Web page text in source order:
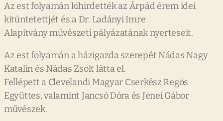
Az est folyamán kihirdették az Árpád érem idei
kitüntetettjét és a Dr. Ladányi Imre
Alapítvány művészeti pályázatának nyerteseit.
Az est folyamán a házigazda szerepét Nádas Nagy
Katalin és Nádas Zsolt látta el.
Fellépett a Clevelandi Magyar Cserkész Regös
Együttes, valamint Jancsó Dóra és Jenei Gábor
művészek.